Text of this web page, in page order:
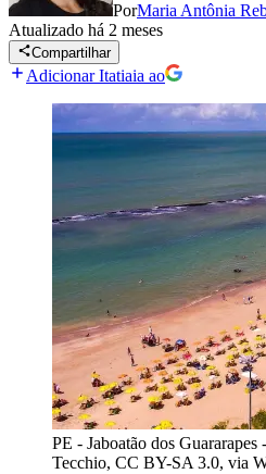
PorMaria Antônia
Atualizado há 2 meses
Compartilhar
Adicionar Itatiaia ao
PE - Jaboatão dos Guararapes
Tecchio, CC BY-SA 3.0, via